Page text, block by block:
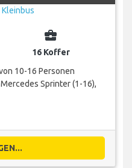
business_center
16 Koffer
10-16 Personen
Sprinter (1-16),